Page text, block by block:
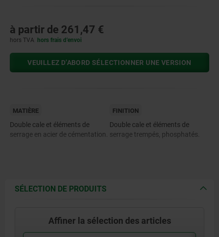
à partir de 261,47 €
hors TVA hors frais d’envoi
VEUILLEZ D’ABORD SÉLECTIONNER UNE VERSION
MATIÈRE
Double cale et éléments de
serrage en acier de cémentation.
FINITION
Double cale et éléments de
serrage trempés, phosphatés.
SÉLECTION DE PRODUITS
Affiner la sélection des articles